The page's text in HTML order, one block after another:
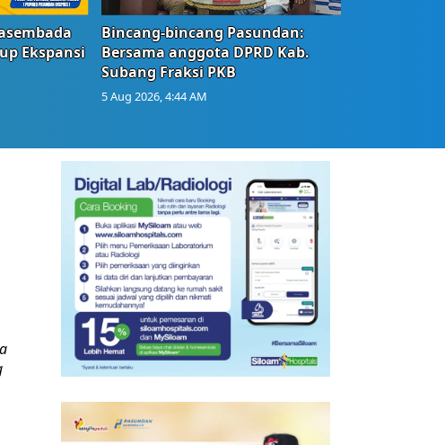
Ekspansi
Bincang-bincang Pasundan:
Bersama anggota DPRD Kab.
Subang Fraksi PKB
5 Aug 2026, 4:44 AM